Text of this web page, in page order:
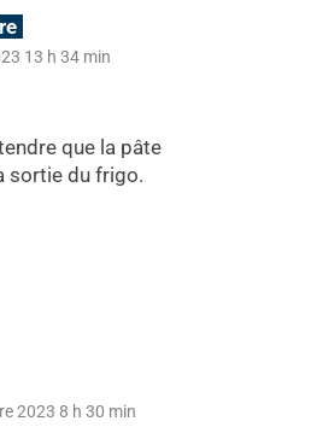
13 h 34 min
que la pâte
sortie du frigo.
2023 8 h 30 min